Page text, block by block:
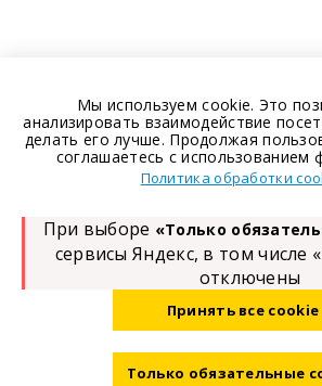
Мы используем cookie. Это
анализировать взаимодействие
делать его лучше. Продолжая
соглашаетесь с использованием
Политика обработки
При выборе «Только
сервисы Яндекс, в том числе
отключены
Принять все cookie
Только обязательные